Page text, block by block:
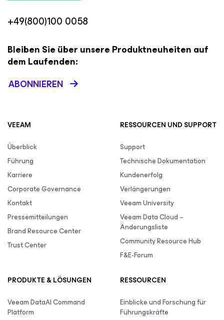
+49(800)100 0058
Bleiben Sie über unsere Produktneuheiten auf
dem Laufenden:
ABONNIEREN
VEEAM
Überblick
Führung
Karriere
Corporate Governance
Kontakt
Pressemitteilungen
Brand Resource Center
Trust Center
RESSOURCEN UND SUPPORT
Support
Technische Dokumentation
Kundenerfolg
Verlängerungen
Veeam University
Veeam Data Cloud –
Änderungsliste
Community Resource Hub
F&E-Forum
PRODUKTE & LÖSUNGEN
Veeam DataAI Command
Platform
RESSOURCEN
Einblicke und Forschung für
Führungskräfte